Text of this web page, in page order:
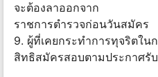
จะต้องลาออกจาก
ราชการตำรวจก่อนวันสมัคร
9. ผู้ที่เคยกระทำการทุจริตใน
สิทธิสมัครสอบตามประกาศรั